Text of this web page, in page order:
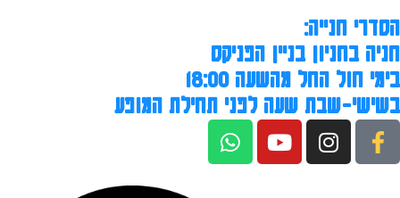
הסדרי חנייה:
חניה בחניון בניין הפניקס
בימי חול החל מהשעה 18:00
בשישי-שבת שעה לפני תחילת המופע